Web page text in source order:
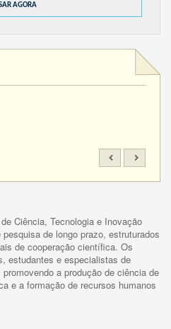
AGORA
Ciência, Tecnologia e Inovação
de longo prazo, estruturados
de cooperação científica. Os
estudantes e especialistas de
a produção de ciência de
e a formação de recursos humanos